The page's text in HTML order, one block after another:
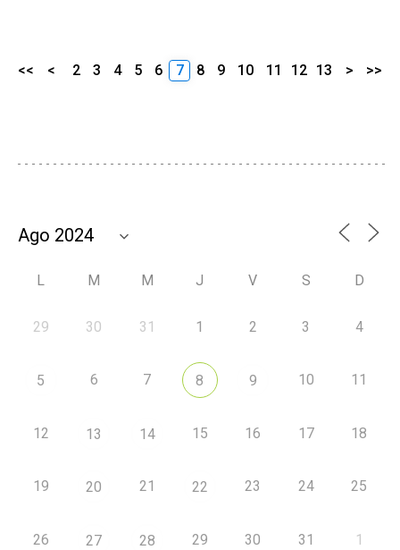
<< < 2 3 4 5 6 7 8 9 10 11 12 13 > >>
L M M J V S D
29 30 31 1 2 3 4
5 6 7 8 9 10 11
12 13 14 15 16 17 18
19 20 21 22 23 24 25
26 27 28 29 30 31 1